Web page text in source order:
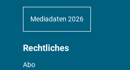
Mediadaten 2026
Rechtliches
Abo